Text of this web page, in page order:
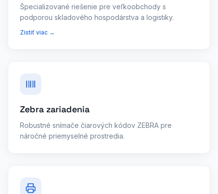
Špecializované riešenie pre veľkoobchody s
podporou skladového hospodárstva a logistiky.
Zistiť viac →
Zebra zariadenia
Robustné snímače čiarových kódov ZEBRA pre
náročné priemyselné prostredia.